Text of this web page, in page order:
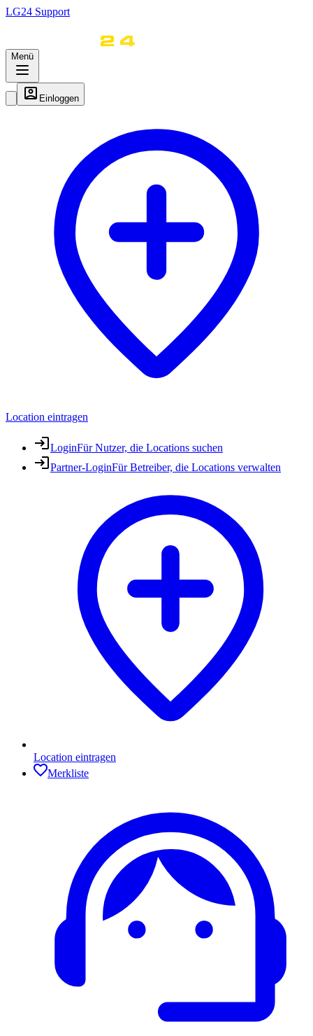
LG24 Support
Menü
Einloggen
Location eintragen
LoginFür Nutzer, die Locations suchen
Partner-LoginFür Betreiber, die Locations verwalten
Location eintragen
Merkliste